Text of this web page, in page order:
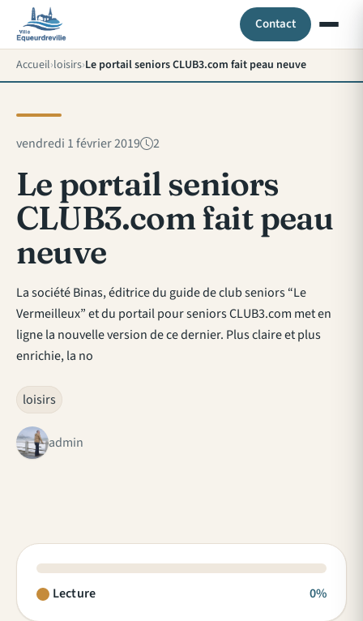
Contact
Accueil loisirs Le portail seniors CLUB3.com fait peau neuve
vendredi 1 février 2019 2
Le portail seniors
CLUB3.com fait peau
neuve
La société Binas, éditrice du guide de club seniors “Le
Vermeilleux” et du portail pour seniors CLUB3.com met en
ligne la nouvelle version de ce dernier. Plus claire et plus
enrichie, la no
loisirs
admin
Lecture 0%